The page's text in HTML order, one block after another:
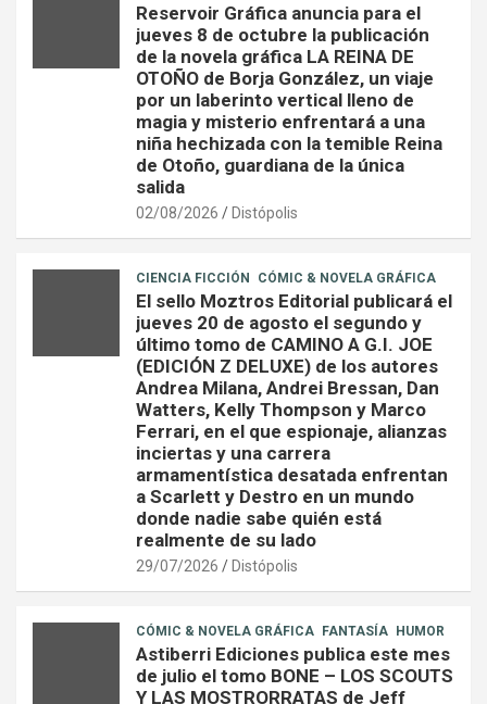
Reservoir Gráfica anuncia para el
jueves 8 de octubre la publicación
de la novela gráfica LA REINA DE
OTOÑO de Borja González, un viaje
por un laberinto vertical lleno de
magia y misterio enfrentará a una
niña hechizada con la temible Reina
de Otoño, guardiana de la única
salida
02/08/2026 Distópolis
CIENCIA FICCIÓN CÓMIC & NOVELA GRÁFICA
El sello Moztros Editorial publicará el
jueves 20 de agosto el segundo y
último tomo de CAMINO A G.I. JOE
(EDICIÓN Z DELUXE) de los autores
Andrea Milana, Andrei Bressan, Dan
Watters, Kelly Thompson y Marco
Ferrari, en el que espionaje, alianzas
inciertas y una carrera
armamentística desatada enfrentan
a Scarlett y Destro en un mundo
donde nadie sabe quién está
realmente de su lado
29/07/2026 Distópolis
CÓMIC & NOVELA GRÁFICA FANTASÍA HUMOR
Astiberri Ediciones publica este mes
de julio el tomo BONE – LOS SCOUTS
Y LAS MOSTRORRATAS de Jeff